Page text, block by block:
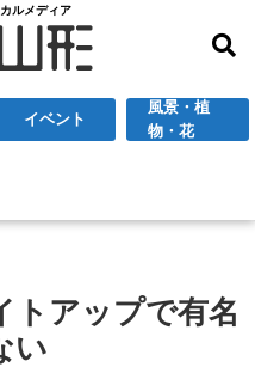
ルメディア
イベント
風景・植
物・花
トアップで有名
い